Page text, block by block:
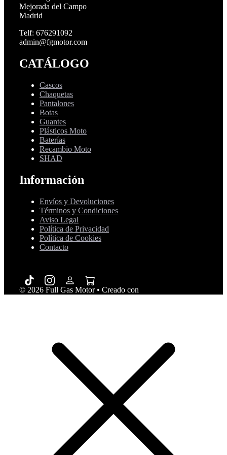
Mejorada del Campo
Madrid
Telf: 676291092
admin@fgmotor.com
CATÁLOGO
Cascos
Chaquetas
Pantalones
Botas
Guantes
Plásticos Moto
Baterías
Recambio Moto
SHAD
Información
Envíos y Devoluciones
Términos y Condiciones
Aviso Legal
Política de Privacidad
Política de Cookies
Contacto
© 2026 Full Gas Motor• Creado con